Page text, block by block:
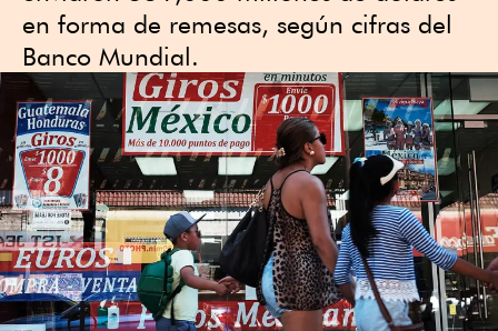
en forma de remesas, según cifras del
Banco Mundial.